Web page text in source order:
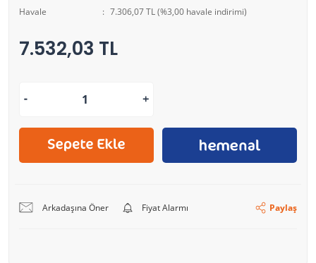
Havale
7.306,07 TL (%3,00 havale indirimi)
7.532,03 TL
Arkadaşına Öner Fiyat Alarmı Paylaş